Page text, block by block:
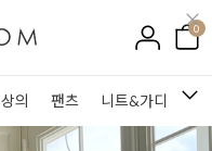
0
상의 팬츠 니트&가디건